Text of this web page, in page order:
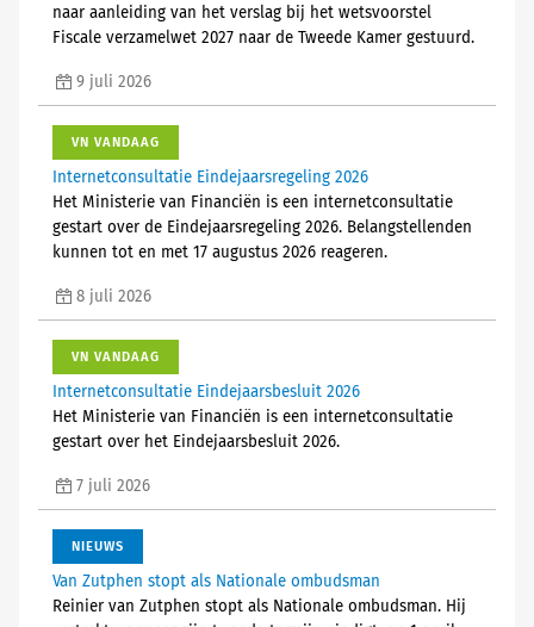
naar aanleiding van het verslag bij het wetsvoorstel
Fiscale verzamelwet 2027 naar de Tweede Kamer gestuurd.
9 juli 2026
VN VANDAAG
Internetconsultatie Eindejaarsregeling 2026
Het Ministerie van Financiën is een internetconsultatie
gestart over de Eindejaarsregeling 2026. Belangstellenden
kunnen tot en met 17 augustus 2026 reageren.
8 juli 2026
VN VANDAAG
Internetconsultatie Eindejaarsbesluit 2026
Het Ministerie van Financiën is een internetconsultatie
gestart over het Eindejaarsbesluit 2026.
7 juli 2026
NIEUWS
Van Zutphen stopt als Nationale ombudsman
Reinier van Zutphen stopt als Nationale ombudsman. Hij